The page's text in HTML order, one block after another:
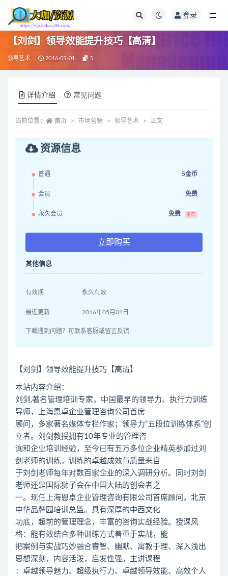
登录
【刘剑】领导效能提升技巧【高清】
领导艺术 2016-05-01 5
详情介绍 常见问题
当前位置： 首页 市场营销 领导艺术 正文
资源信息
普通 5金币
会员 免费
永久会员 免费 推荐
立即购买
其他信息
有效期 永久有效
最近更新 2016年05月01日
下载遇到问题？可联系客服或留言反馈
【刘剑】领导效能提升技巧【高清】
本站内容介绍：
刘剑,著名管理培训专家，中国最早的领导力、执行力训练
导师，上海恩卓企业管理咨询公司首席
顾问，多家著名媒体专栏作家；领导力“五段位训练体系”创
立者。刘剑教授拥有10年专业的管理咨
询和企业培训经验，至今已有五万多位企业精英参加过刘
剑老师的训练，训练的卓越成效与质量来自
于刘剑老师每年对数百家企业的深入调研分析。同时刘剑
老师还是国际狮子会在中国大陆的创会者之
一。现任上海恩卓企业管理咨询有限公司首席顾问，北京
中华品牌园培训总监。具有深厚的中西文化
功底，超前的管理理念，丰富的咨询实战经验。授课风
格：能有效结合多种训练方式着重于实战，能
把案例与实战巧妙融合睿智、幽默、寓教于理、深入浅出
思想深刻，内容活泼，启发性强。主讲课程
：卓越领导魅力、超级执行力、卓越领导效能、高效个人
全部